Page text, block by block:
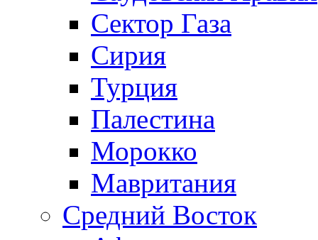
Сектор Газа
Сирия
Турция
Палестина
Морокко
Мавритания
Средний Восток